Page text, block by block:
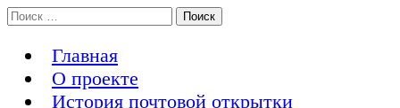
Перейти
к
История Восточной Пруссии в почтовых открытках и не
Поиск:
Главная
О проекте
История почтовой открытки